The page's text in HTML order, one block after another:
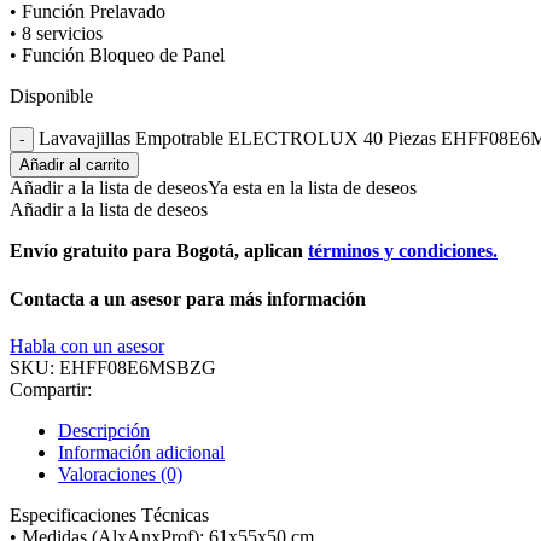
• Función Prelavado
• 8 servicios
• Función Bloqueo de Panel
Disponible
Lavavajillas Empotrable ELECTROLUX 40 Piezas
Añadir al carrito
Añadir a la lista de deseosYa esta en la lista de deseos
Añadir a la lista de deseos
Envío gratuito para Bogotá, aplican términos y condiciones.
Contacta a un asesor para más información
Habla con un asesor
SKU: EHFF08E6MSBZG
Compartir:
Descripción
Información adicional
Valoraciones (0)
Especificaciones Técnicas
• Medidas (AlxAnxProf): 61x55x50 cm